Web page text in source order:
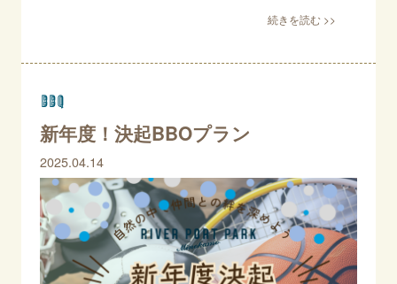
BBQ
新年度！決起BBOプラン
2025.04.14